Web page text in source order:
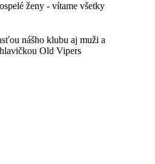
ženy - vítame všetky
nášho klubu aj muži a
Old Vipers